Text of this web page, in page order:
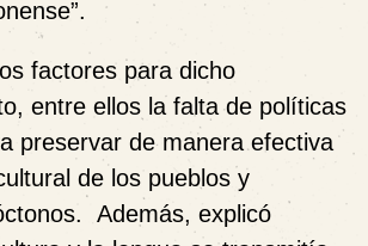
factores para dicho
entre ellos la falta de políticas
preservar de manera efectiva
de los pueblos y
Además, explicó